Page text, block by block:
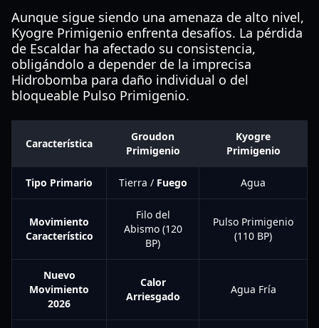
Aunque sigue siendo una amenaza de alto nivel,
Kyogre Primigenio enfrenta desafíos. La pérdida
de Escaldar ha afectado su consistencia,
obligándolo a depender de la imprecisa
Hidrobomba para daño individual o del
bloqueable Pulso Primigenio.
Característica
Groudon
Primigenio
Kyogre
Primigenio
Tipo Primario Tierra / Fuego Agua
Movimiento
Característico
Filo del
Abismo (120
BP)
Pulso Primigenio
(110 BP)
Nuevo
Movimiento
2026
Calor
Arriesgado
Agua Fría